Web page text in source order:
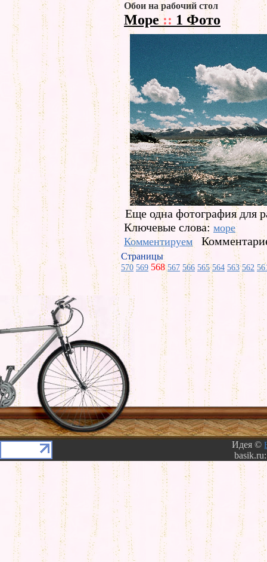
Обои на рабочий стол
Море:: 1 Фото
Еще одна фотография для
Ключевые слова: море
Комментируем
Страницы
570 569 568 567 566 565 564 563 562
Идея ©